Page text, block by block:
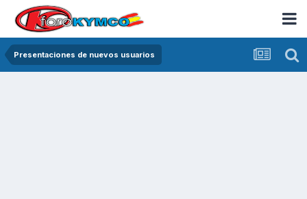
Presentaciones de nuevos usuarios